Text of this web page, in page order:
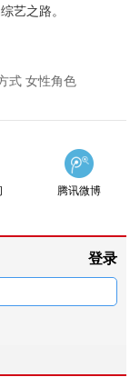
艺之路。
式 女性角色
腾讯微博
登录